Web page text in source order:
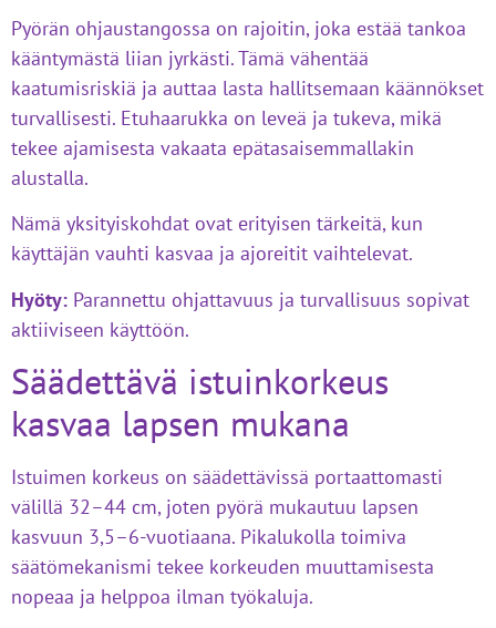
Pyörän ohjaustangossa on rajoitin, joka estää tankoa
kääntymästä liian jyrkästi. Tämä vähentää
kaatumisriskiä ja auttaa lasta hallitsemaan käännökset
turvallisesti. Etuhaarukka on leveä ja tukeva, mikä
tekee ajamisesta vakaata epätasaisemmallakin
alustalla.
Nämä yksityiskohdat ovat erityisen tärkeitä, kun
käyttäjän vauhti kasvaa ja ajoreitit vaihtelevat.
Hyöty: Parannettu ohjattavuus ja turvallisuus sopivat
aktiiviseen käyttöön.
Säädettävä istuinkorkeus
kasvaa lapsen mukana
Istuimen korkeus on säädettävissä portaattomasti
välillä 32–44 cm, joten pyörä mukautuu lapsen
kasvuun 3,5–6-vuotiaana. Pikalukolla toimiva
säätömekanismi tekee korkeuden muuttamisesta
nopeaa ja helppoa ilman työkaluja.